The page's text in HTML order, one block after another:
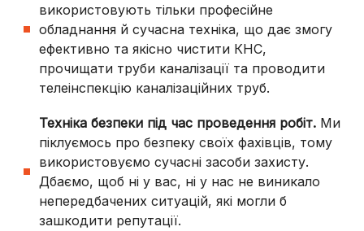
використовують тільки професійне
обладнання й сучасна техніка, що дає змогу
ефективно та якісно чистити КНС,
прочищати труби каналізації та проводити
телеінспекцію каналізаційних труб.
Техніка безпеки під час проведення робіт. Ми
піклуємось про безпеку своїх фахівців, тому
використовуємо сучасні засоби захисту.
Дбаємо, щоб ні у вас, ні у нас не виникало
непередбачених ситуацій, які могли б
зашкодити репутації.